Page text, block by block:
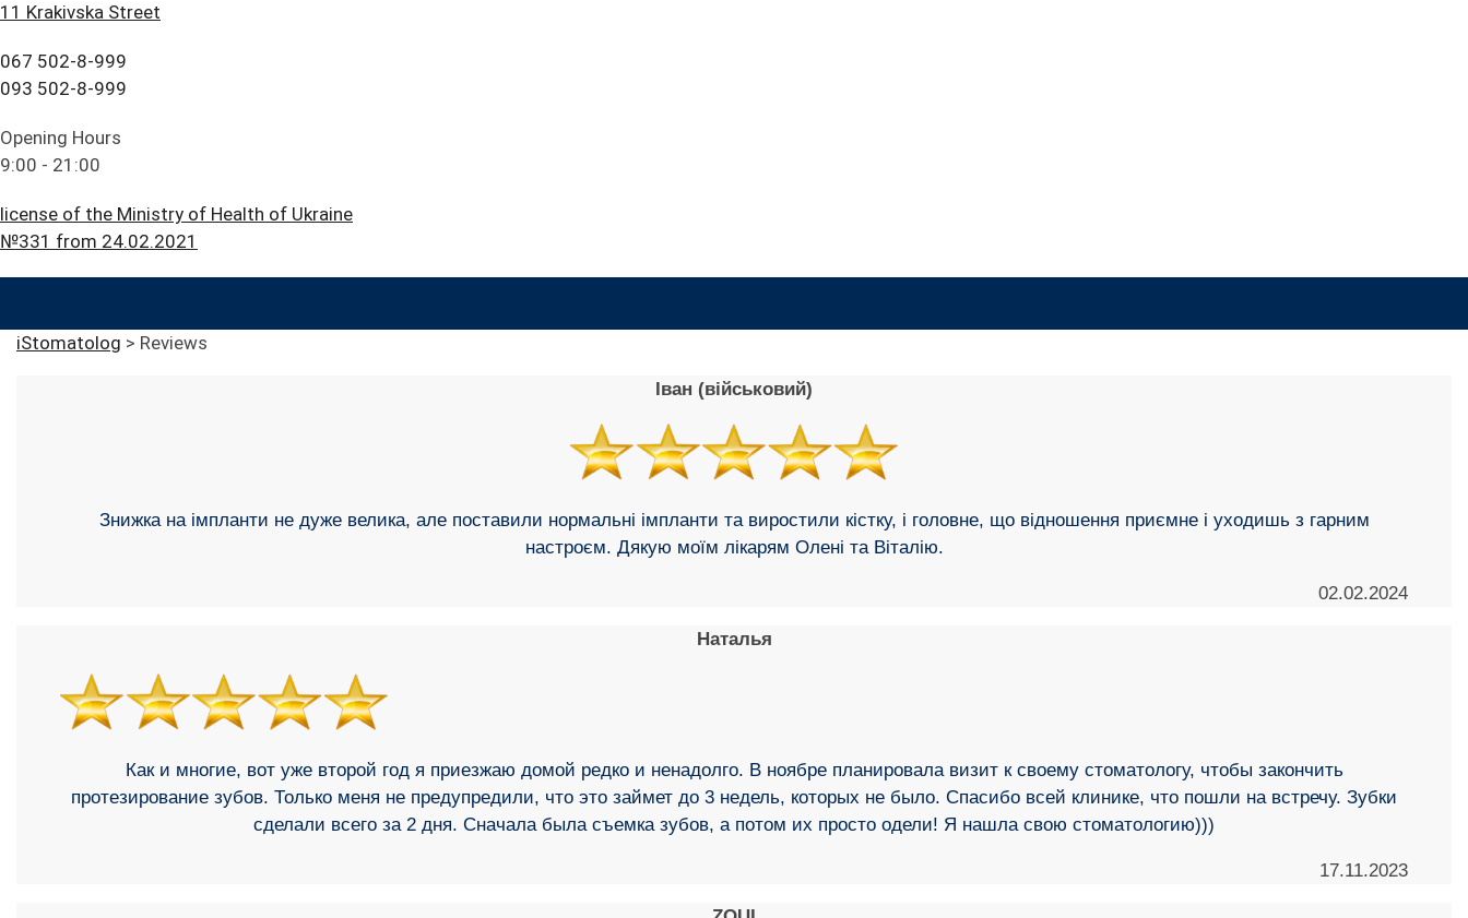
11 Krakivska Street
067 502-8-999
093 502-8-999
Opening Hours
9:00 - 21:00
license of the Ministry of Health of Ukraine
№331 from 24.02.2021
iStomatolog > Reviews
Іван (військовий)
Знижка на імпланти не дуже велика, але поставили нормальні імпланти та виростили кістку, і головне, що відношення приємне і уходишь з гарним
настроєм. Дякую моїм лікарям Олені та Віталію.
02.02.2024
Наталья
Как и многие, вот уже второй год я приезжаю домой редко и ненадолго. В ноябре планировала визит к своему стоматологу, чтобы закончить
протезирование зубов. Только меня не предупредили, что это займет до 3 недель, которых не было. Спасибо всей клинике, что пошли на встречу. Зубки
сделали всего за 2 дня. Сначала была съемка зубов, а потом их просто одели! Я нашла свою стоматологию)))
17.11.2023